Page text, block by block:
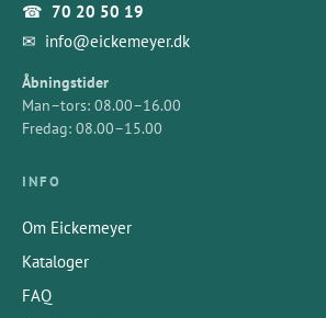
☎ 70 20 50 19
✉ info@eickemeyer.dk
Åbningstider
Man–tors: 08.00–16.00
Fredag: 08.00–15.00
INFO
Om Eickemeyer
Kataloger
FAQ